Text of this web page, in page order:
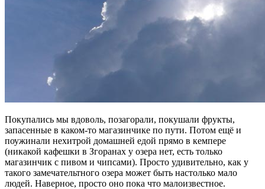
Покупались мы вдоволь, позагорали, покушали фрукты,
запасенные в каком-то магазинчике по пути. Потом ещё и
поужинали нехитрой домашней едой прямо в кемпере
(никакой кафешки в Згоранах у озера нет, есть только
магазинчик с пивом и чипсами). Просто удивительно, как у
такого замечательтного озера может быть настолько мало
людей. Наверное, просто оно пока что малоизвестное.